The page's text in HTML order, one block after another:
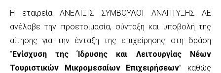
Η εταιρεία ΑΝΕΛΙΞΙΣ ΣΥΜΒΟΥΛΟΙ ΑΝΑΠΤΥΞΗΣ ΑΕ
ανέλαβε την προετοιμασία, σύνταξη και υποβολή της
αίτησης για την ένταξη της επιχείρησης στη δράση
“Ενίσχυση της Ίδρυσης και Λειτουργίας Νέων
Τουριστικών Μικρομεσαίων Επιχειρήσεων” καθώς